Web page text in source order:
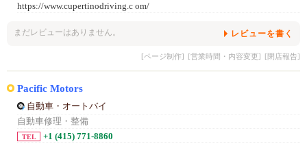
https://www.cupertinodriving.c om/
まだレビューはありません。 レビューを書く
[ページ制作] [営業時間・内容変更] [閉店報告]
Pacific Motors
自動車・オートバイ
自動車修理・整備
TEL +1 (415) 771-8860